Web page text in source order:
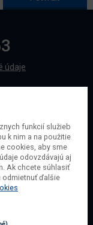
údaje
funkcií služieb
k nim a na použitie
cookies, aby sme
odovzdávajú aj
Ak chcete súhlasiť
odmietnuť ďalšie